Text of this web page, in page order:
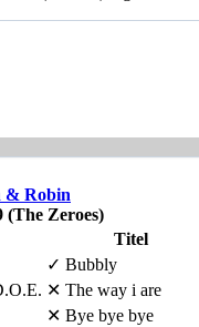
& Robin
(The Zeroes)
Titel
✓ Bubbly
✕ The way i are
✕ Bye bye bye